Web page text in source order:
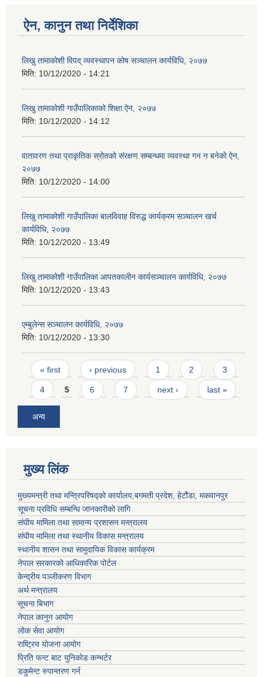
ऐन, कानुन तथा निर्देशिका
लिखु तामाकोशी विपद् व्यवस्थापन कोष सञ्चालन कार्यविधि, २०७७
मिति: 10/12/2020 - 14:21
लिखु तामाकोशी गाउँपालिकाको शिक्षा ऐन, २०७७
मिति: 10/12/2020 - 14:12
वातावरण तथा प्राकृतिक स्रोतको संरक्षण सम्बन्धमा व्यवस्था गन न बनेको ऐन,
२०७७
मिति: 10/12/2020 - 14:00
लिखु तामाकोशी गाउँपालिका बालविवाह विरुद्ध कार्यक्रम सञ्चालन खर्च
कार्यविधि, २०७७
मिति: 10/12/2020 - 13:49
लिखु तामाकोशी गाउँपालिका आपतकालीन कार्यसञ्चालन कार्यविधि, २०७७
मिति: 10/12/2020 - 13:43
एम्बुलेन्स सञ्चालन कार्यविधि, २०७७
मिति: 10/12/2020 - 13:30
Pages
« first ‹ previous 1 2 3
4 5 6 7 next › last »
अन्य
मुख्य लिंक
मुख्यमन्त्री तथा मन्त्रिपरिषद्को कार्यालय,बगमती प्रदेश, हेटौंडा, मकवानपुर
सूचना प्रविधि सम्बन्धि जानकारीको लागि
संघीय मामिला तथा सामान्य प्रशासन मन्त्रालय
संघीय मामिला तथा स्थानीय विकास मन्त्रालय
स्थानीय शासन तथा सामुदायिक विकास कार्यक्रम
नेपाल सरकारको आधिकारिक पोर्टल
केन्द्रीय पञ्जीकरण विभाग
अर्थ मन्त्रालय
सूचना बिभाग
नेपाल कानुन आयोग
लोक सेवा आयोग
राष्ट्रिय योजना आयोग
प्रिति फन्ट बाट युनिकोड कन्भर्टर
डकुमेन्ट रुपान्तरण गर्न